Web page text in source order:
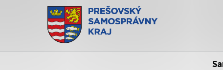
Doména psk.sk je oficiálna
Toto je oficiálna webová stránka